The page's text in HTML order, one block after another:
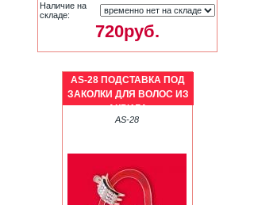
Наличие на
складе:
720руб.
AS-28 ПОДСТАВКА ПОД
ЗАКОЛКИ ДЛЯ ВОЛОС ИЗ
АКРИЛА
AS-28